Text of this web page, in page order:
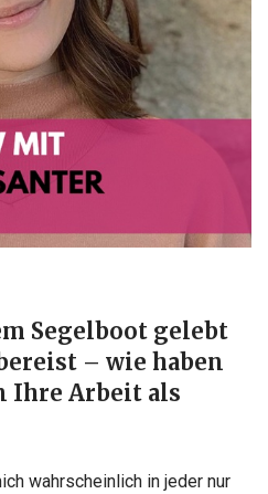
Segelboot gelebt
– wie haben
Ihre Arbeit als
wahrscheinlich in jeder nur